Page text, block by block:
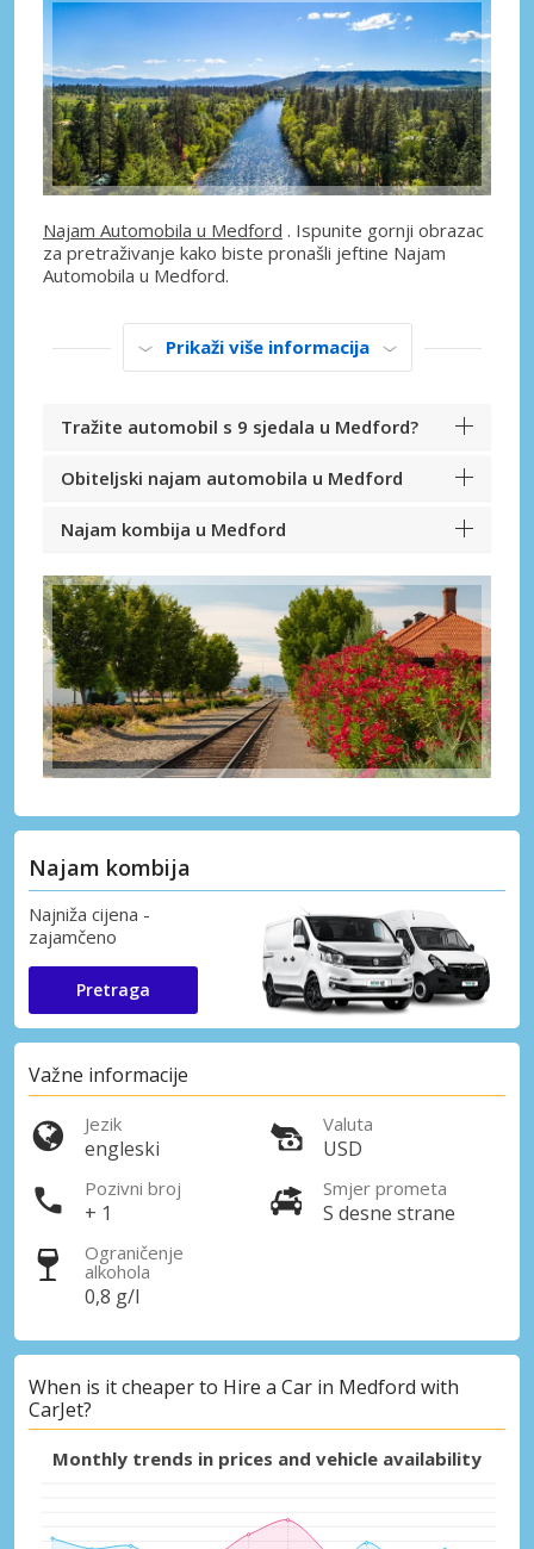
Najam Automobila u Medford . Ispunite gornji obrazac
za pretraživanje kako biste pronašli jeftine Najam
Automobila u Medford.
Prikaži više informacija
Tražite automobil s 9 sjedala u Medford?
Obiteljski najam automobila u Medford
Najam kombija u Medford
Najam kombija
Najniža cijena -
zajamčeno
Pretraga
Važne informacije
Jezik
engleski
Valuta
USD
Pozivni broj
+ 1
Smjer prometa
S desne strane
Ograničenje
alkohola
0,8 g/l
When is it cheaper to Hire a Car in Medford with
CarJet?
Monthly trends in prices and vehicle availability